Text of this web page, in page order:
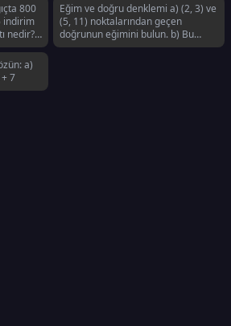
800
indirim
nedir?
%8
Nihai
Eğim ve doğru denklemi a) (2, 3) ve
(5, 11) noktalarından geçen
doğrunun eğimini bulun. b) Bu
doğrunun eğim-kesim noktası
a)
7